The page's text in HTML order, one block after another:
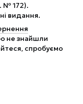
№ 172).
видання.
не знайшли
спробуємо